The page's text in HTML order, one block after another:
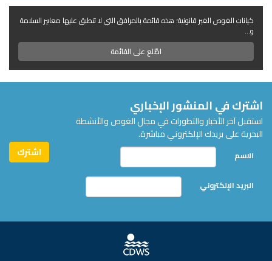
كيانات الغوص الغير قانونية؛ هذه قائمة بالمرافق التي لا تنطبق عليها معايير السلامة
و...
اطّلع على القائمة
اشترك في المنشور الإخباري
استقبل آخر الأخبار والتطورات في مجال الغوص والأنشطة
البحرية على بريدك الإلكتروني مباشرة.
الاسم
البريد الإلكتروني